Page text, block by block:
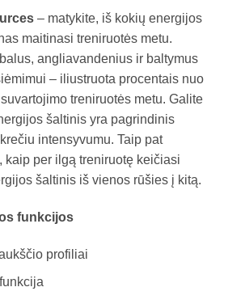
– matykite, iš kokių energijos
maitinasi treniruotės metu.
angliavandenius ir baltymus
– iliustruota procentais nuo
treniruotės metu. Galite
šaltinis yra pagrindinis
intensyvumu. Taip pat
kaip per ilgą treniruotę keičiasi
šaltinis iš vienos rūšies į kitą.
funkcijos
profiliai